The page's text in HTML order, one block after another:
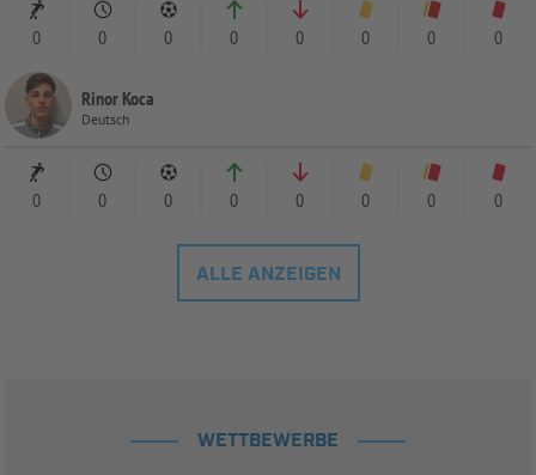
0 0 0 0 0 0 0 0
Rinor Koca
Deutsch
0 0 0 0 0 0 0 0
ALLE ANZEIGEN
WETTBEWERBE